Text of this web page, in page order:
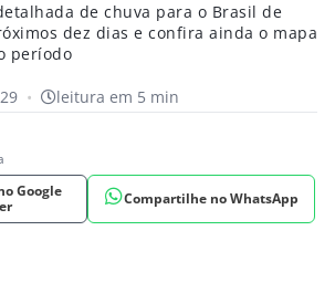
de chuva para o Brasil de
dez dias e confira ainda o mapa
período
• leitura em 5 min
Google
Compartilhe no WhatsApp